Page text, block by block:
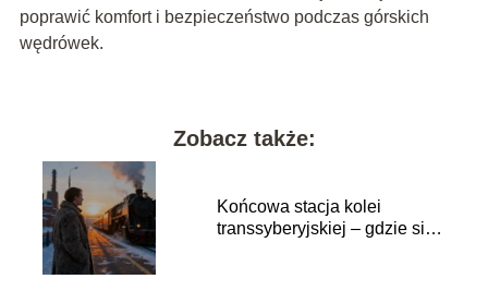
poprawić komfort i bezpieczeństwo podczas górskich
wędrówek.
Zobacz także:
Końcowa stacja kolei
transsyberyjskiej – gdzie się